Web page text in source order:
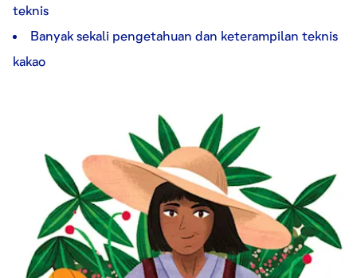
teknis
Banyak sekali pengetahuan dan keterampilan teknis
kakao